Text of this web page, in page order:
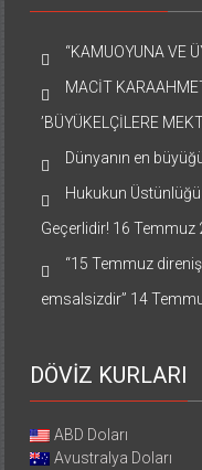
“KAMUOYUNA VE
MACİT
’BÜYÜKELÇİLERE
Dünyanın en
Hukukun
Geçerlidir! 16 Temmuz
“15 Temmuz
emsalsizdir” 14
DÖVİZ KURLARI
ABD Doları
Avustralya Doları